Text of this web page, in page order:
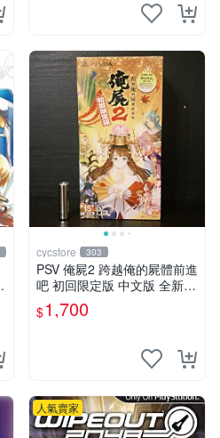
cycstore 303
PSV 俺屍2 跨越俺的屍體前進
吧 初回限定版 中文版 全新未
拆封 X200
$1,700
人氣賣家